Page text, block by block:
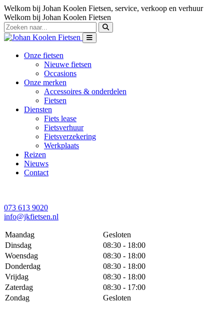
Welkom bij Johan Koolen Fietsen, service, verkoop en verhuur
Welkom bij Johan Koolen Fietsen
Onze fietsen
Nieuwe fietsen
Occasions
Onze merken
Accessoires & onderdelen
Fietsen
Diensten
Fiets lease
Fietsverhuur
Fietsverzekering
Werkplaats
Reizen
Nieuws
Contact
073 613 9020
info@jkfietsen.nl
Maandag
Gesloten
Dinsdag
08:30 - 18:00
Woensdag
08:30 - 18:00
Donderdag
08:30 - 18:00
Vrijdag
08:30 - 18:00
Zaterdag
08:30 - 17:00
Zondag
Gesloten